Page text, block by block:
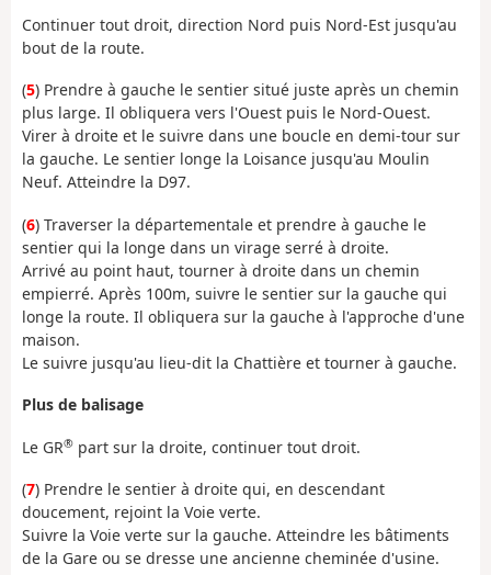
Continuer tout droit, direction Nord puis Nord-Est jusqu'au
bout de la route.
(5) Prendre à gauche le sentier situé juste après un chemin
plus large. Il obliquera vers l'Ouest puis le Nord-Ouest.
Virer à droite et le suivre dans une boucle en demi-tour sur
la gauche. Le sentier longe la Loisance jusqu'au Moulin
Neuf. Atteindre la D97.
(6) Traverser la départementale et prendre à gauche le
sentier qui la longe dans un virage serré à droite.
Arrivé au point haut, tourner à droite dans un chemin
empierré. Après 100m, suivre le sentier sur la gauche qui
longe la route. Il obliquera sur la gauche à l'approche d'une
maison.
Le suivre jusqu'au lieu-dit la Chattière et tourner à gauche.
Plus de balisage
Le GR® part sur la droite, continuer tout droit.
(7) Prendre le sentier à droite qui, en descendant
doucement, rejoint la Voie verte.
Suivre la Voie verte sur la gauche. Atteindre les bâtiments
de la Gare ou se dresse une ancienne cheminée d'usine.